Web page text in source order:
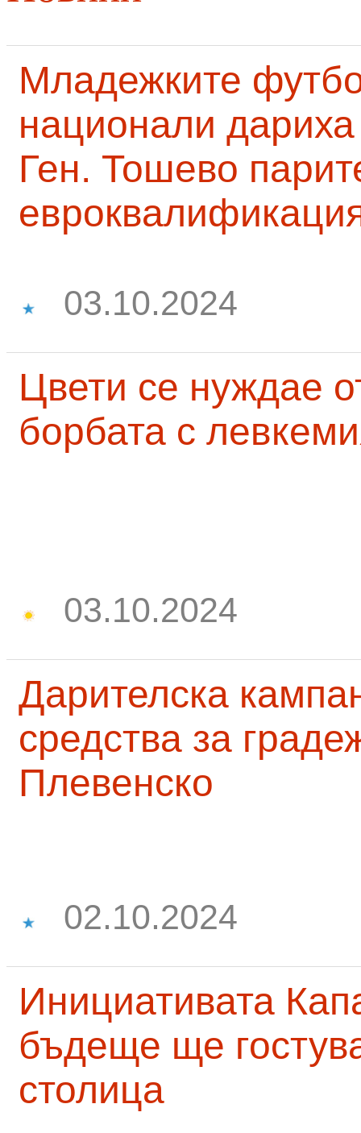
Младежките
национали
Ген. Тошево
03.10.2024
Цвети се нуждае
борбата с
03.10.2024
Дарителска
средства за
Плевенско
02.10.2024
Инициативата
бъдеще ще
столица